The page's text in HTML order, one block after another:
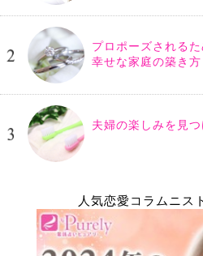
プロポーズされる
幸せな家庭の築き方
夫婦の楽しみを見つ
人気恋愛コラムニス